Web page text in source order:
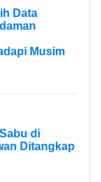
Data
Musim
di
Ditangkap